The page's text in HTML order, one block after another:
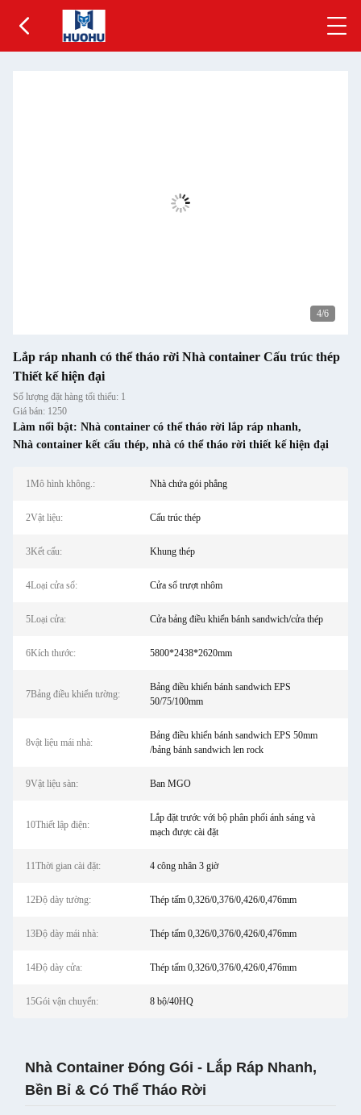
5/6
Lắp ráp nhanh có thể tháo rời Nhà container Cấu trúc thép
Thiết kế hiện đại
Số lượng đặt hàng tối thiểu: 1
Giá bán: 1250
Làm nổi bật: Nhà container có thể tháo rời lắp ráp nhanh,
Nhà container kết cấu thép, nhà có thể tháo rời thiết kế hiện đại
1Mô hình không.: Nhà chứa gói phẳng
2Vật liệu: Cấu trúc thép
3Kết cấu: Khung thép
4Loại cửa sổ: Cửa sổ trượt nhôm
5Loại cửa: Cửa bảng điều khiển bánh sandwich/cửa thép
6Kích thước: 5800*2438*2620mm
7Bảng điều khiển tường:
Bảng điều khiển bánh sandwich EPS
50/75/100mm
8vật liệu mái nhà:
Bảng điều khiển bánh sandwich EPS 50mm
/bảng bánh sandwich len rock
9Vật liệu sàn: Ban MGO
10Thiết lập điện:
Lắp đặt trước với bộ phân phối ánh sáng và
mạch được cài đặt
11Thời gian cài đặt: 4 công nhân 3 giờ
12Độ dày tường: Thép tấm 0,326/0,376/0,426/0,476mm
13Độ dày mái nhà: Thép tấm 0,326/0,376/0,426/0,476mm
14Độ dày cửa: Thép tấm 0,326/0,376/0,426/0,476mm
15Gói vận chuyển: 8 bộ/40HQ
Nhà Container Đóng Gói - Lắp Ráp Nhanh,
Bền Bỉ & Có Thể Tháo Rời